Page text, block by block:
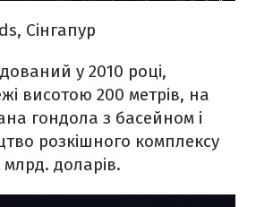
Сінгапур
у 2010 році,
висотою 200 метрів, на
гондола з басейном і
розкішного комплексу
доларів.